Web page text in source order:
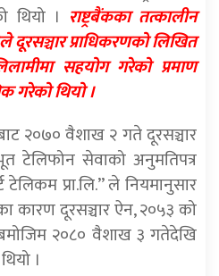
थियो । राष्ट्रबैंकका तत्कालीन
दूरसञ्चार प्राधिकरणको लिखित
सहयोग गरेको प्रमाण
गरेको थियो ।
२०७० वैशाख २ गते दूरसञ्चार
टेलिफोन सेवाको अनुमतिपत्र
प्रा.लि.” ले नियमानुसार
कारण दूरसञ्चार ऐन, २०५३ को
२०८० वैशाख ३ गतेदेखि
।